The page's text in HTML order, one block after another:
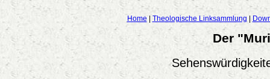
Home| Theologische Linksammlung
Der